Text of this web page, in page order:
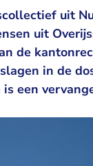
uit
uit
de
in de
een